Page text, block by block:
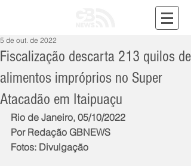
Fiscalização descarta 213 quilos de
alimentos impróprios no Super
Atacadão em Itaipuaçu
5 de out. de 2022
Rio de Janeiro, 05/10/2022
Por Redação GBNEWS
Fotos: Divulgação